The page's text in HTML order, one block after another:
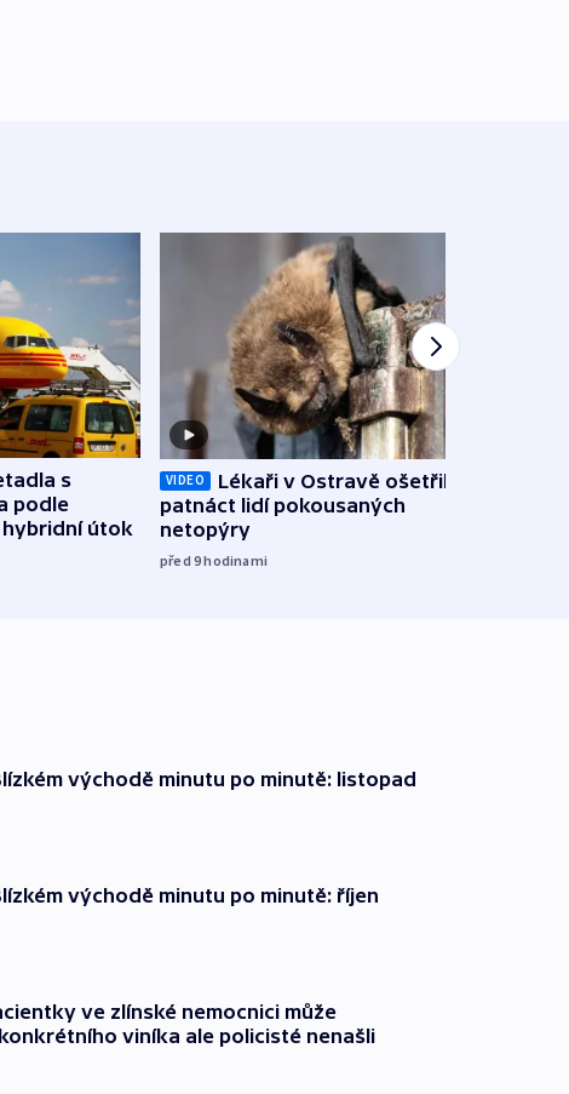
s
podle
hybridní útok
VIDEO
Lékaři v Ostravě ošetřili už
patnáct lidí pokousaných
netopýry
před 9hodinami
východě minutu po minutě: listopad
východě minutu po minutě: říjen
ve zlínské nemocnici může
viníka ale policisté nenašli